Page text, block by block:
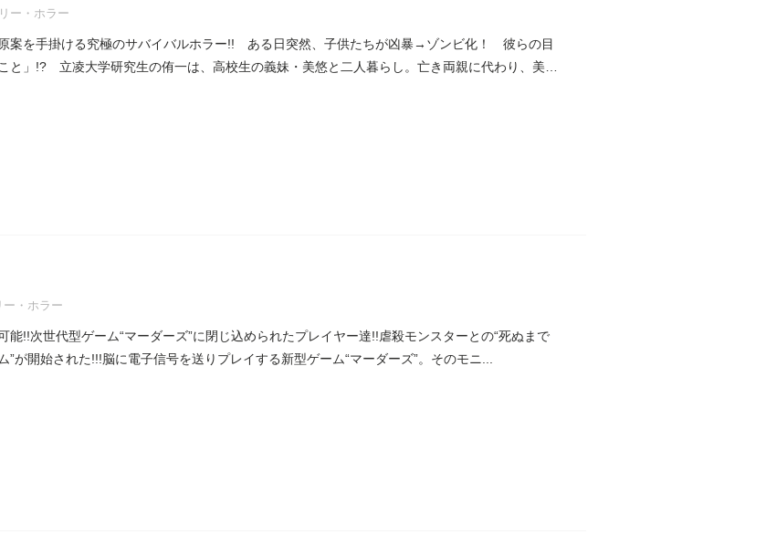
ー・ホラー
案を手掛ける究極のサバイバルホラー!! ある日突然、子供たちが凶暴→ゾンビ化！ 彼らの目
と」!? 立凌大学研究生の侑一は、高校生の義妹・美悠と二人暮らし。亡き両親に代わり、美
ー・ホラー
能!!次世代型ゲーム“マーダーズ”に閉じ込められたプレイヤー達!!虐殺モンスターとの“死ぬまで
”が開始された!!!脳に電子信号を送りプレイする新型ゲーム“マーダーズ”。そのモニ...